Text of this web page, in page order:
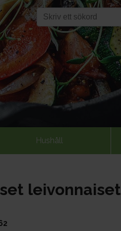
Hushåll
leivonnaiset